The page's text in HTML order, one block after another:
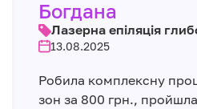
Богдана
Лазерна епіляція
13.08.2025
Робила комплексну
зон за 800 грн.,